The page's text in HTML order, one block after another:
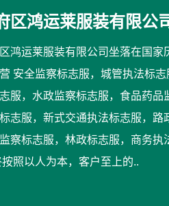
区鸿运莱服装有限公
鸿运莱服装有限公司坐落在国
安全监察标志服，城管执法标
服，水政监察标志服，食品药
志服，新式交通执法标志服，
察标志服，林政标志服，商务
照以人为本，客户至上的..